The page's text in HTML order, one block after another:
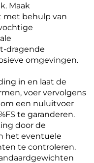
Maak
met behulp van
dragende
omgevingen.
in en laat de
voer vervolgens
een nuluitvoer
te garanderen.
door de
het eventuele
te controleren.